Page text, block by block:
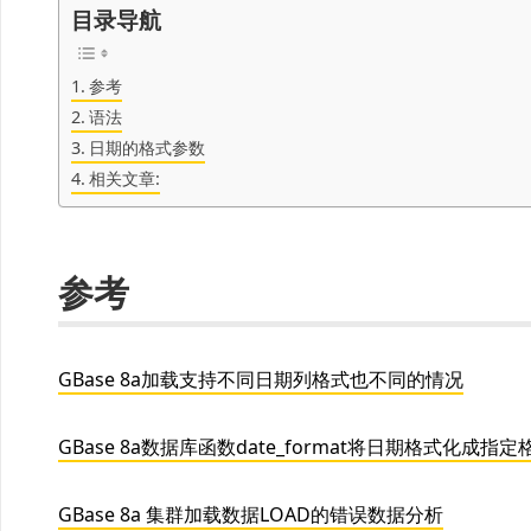
目录导航
参考
语法
日期的格式参数
相关文章:
参考
GBase 8a加载支持不同日期列格式也不同的情况
GBase 8a数据库函数date_format将日期格式化成指定
GBase 8a 集群加载数据LOAD的错误数据分析